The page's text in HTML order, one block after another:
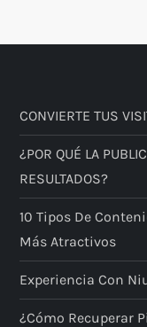
CONVIERTE TUS
¿POR QUÉ LA
RESULTADOS?
10 Tipos De
Más Atractivos
Experiencia Con
¿Cómo Recuperar